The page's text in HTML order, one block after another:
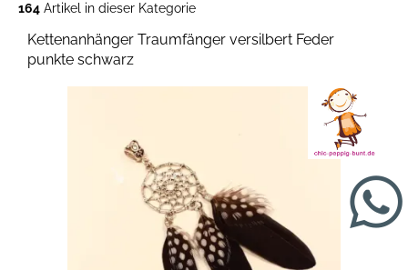
164 Artikel in dieser Kategorie
Kettenanhänger Traumfänger versilbert Feder
punkte schwarz